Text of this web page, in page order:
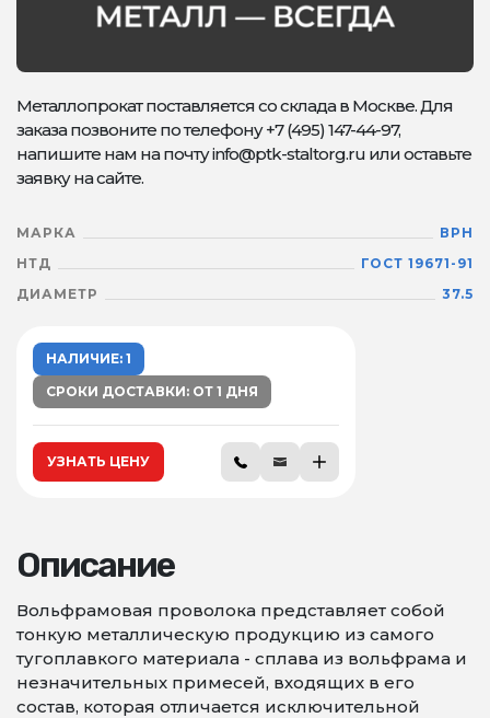
Металлопрокат поставляется со склада в Москве. Для
заказа позвоните по телефону +7 (495) 147-44-97,
напишите нам на почту info@ptk-staltorg.ru или оставьте
заявку на сайте.
МАРКА
ВРН
НТД
ГОСТ 19671-91
ДИАМЕТР
37.5
НАЛИЧИЕ: 1
СРОКИ ДОСТАВКИ: ОТ 1 ДНЯ
УЗНАТЬ ЦЕНУ
Описание
Вольфрамовая проволока представляет собой
тонкую металлическую продукцию из самого
тугоплавкого материала - сплава из вольфрама и
незначительных примесей, входящих в его
состав, которая отличается исключительной